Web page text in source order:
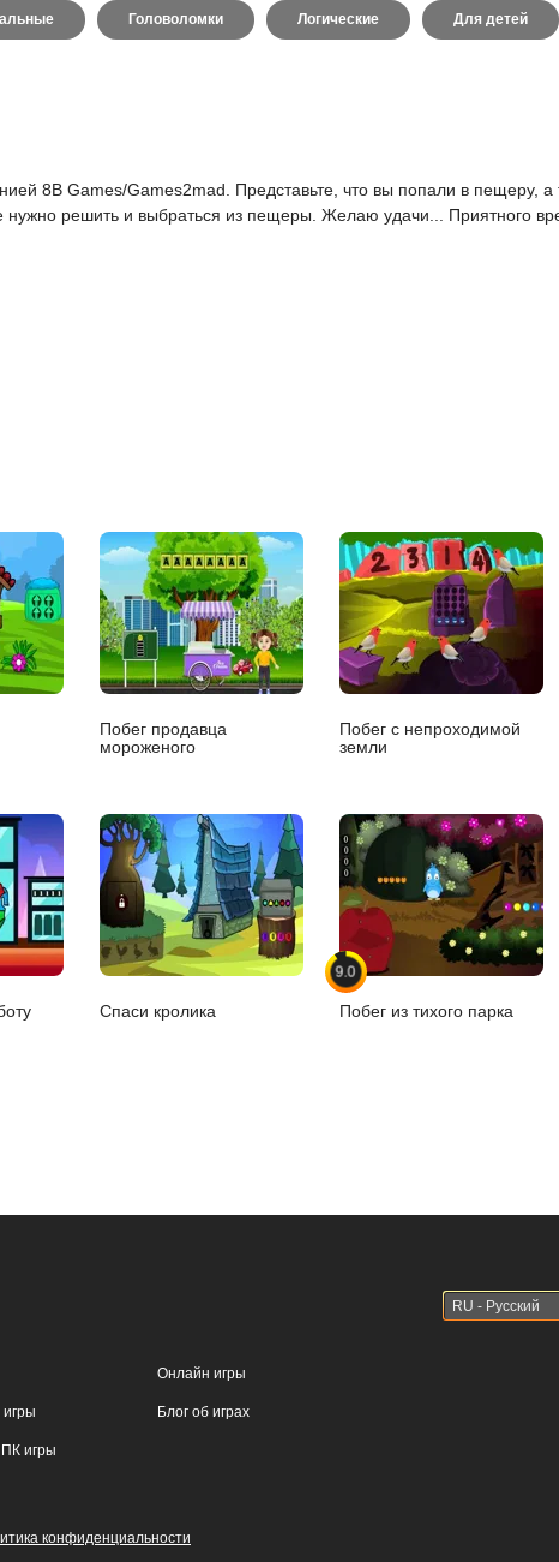
Головоломки Логические Для детей
8B Games/Games2mad. Представьте, что вы попали в пещеру, а
нужно решить и выбраться из пещеры. Желаю удачи... Приятного
Побег продавца
мороженого
Побег с непроходимой
земли
Спаси кролика
9.0
Побег из тихого парка
RU - Русский
игры
Онлайн игры
Блог об играх
конфиденциальности